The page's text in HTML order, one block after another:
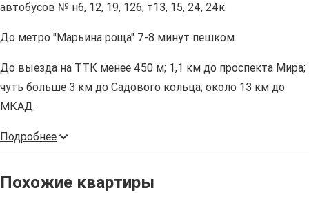
автобусов № н6, 12, 19, 126, т13, 15, 24, 24к.
До метро "Марьина роща" 7-8 минут пешком.
До выезда на ТТК менее 450 м; 1,1 км до проспекта Мира;
чуть больше 3 км до Садового кольца; около 13 км до
МКАД.
Подробнее
Похожие квартиры